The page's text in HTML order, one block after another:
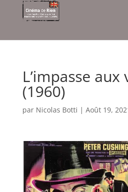
L’impasse aux
(1960)
par Nicolas Botti | Août 19,